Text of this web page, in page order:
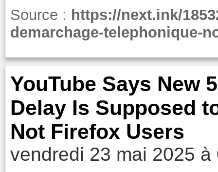
Source : https://next.ink/
demarchage-telephonique-
YouTube Says New
Delay Is Supposed
Not Firefox Users
vendredi 23 mai 2025 à